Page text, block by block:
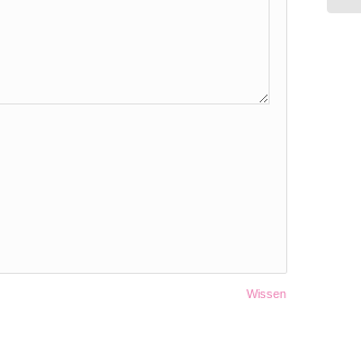
Wissen